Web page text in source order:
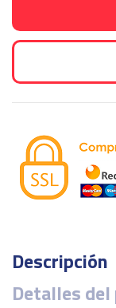
Descripción
Detalles